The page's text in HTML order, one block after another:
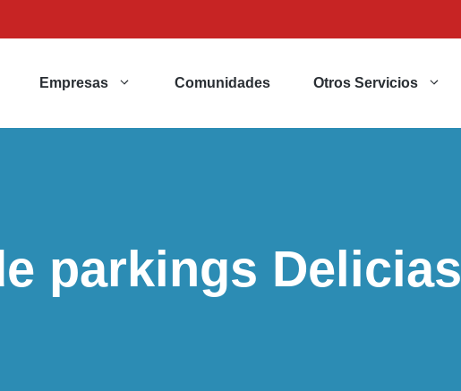
Empresas Comunidades Otros Servicios
parkings Delicias